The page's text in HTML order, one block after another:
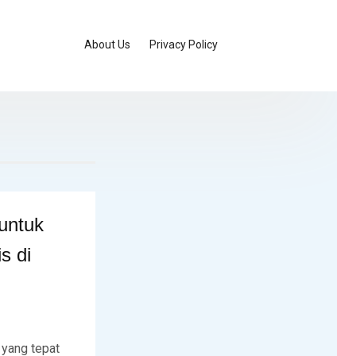
About Us Privacy Policy
di
tepat